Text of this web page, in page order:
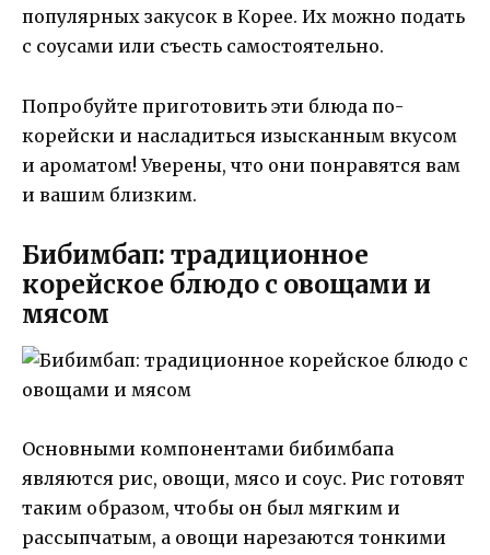
популярных закусок в Корее. Их можно подать
с соусами или съесть самостоятельно.
Попробуйте приготовить эти блюда по-
корейски и насладиться изысканным вкусом
и ароматом! Уверены, что они понравятся вам
и вашим близким.
Бибимбап: традиционное
корейское блюдо с овощами и
мясом
Основными компонентами бибимбапа
являются рис, овощи, мясо и соус. Рис готовят
таким образом, чтобы он был мягким и
рассыпчатым, а овощи нарезаются тонкими